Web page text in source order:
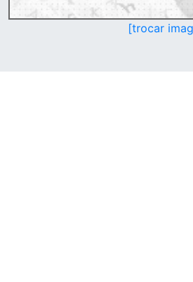
[trocar